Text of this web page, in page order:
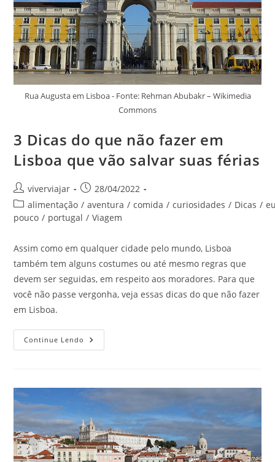
Rua Augusta em Lisboa - Fonte: Rehman Abubakr – Wikimedia
Commons
3 Dicas do que não fazer em
Lisboa que vão salvar suas férias
Autor
do
post:
viverviajar
Post
publicado:
28/04/2022
Categoria
do
alimentação / aventura / comida / curiosidades / Dicas /
pouco / portugal / Viagem
Assim como em qualquer cidade pelo mundo, Lisboa
também tem alguns costumes ou até mesmo regras que
devem ser seguidas, em respeito aos moradores. Para que
você não passe vergonha, veja essas dicas do que não fazer
em Lisboa.
Continue Lendo
Dicas
Em
Lisboa
Vão
Salvar
Suas
Férias